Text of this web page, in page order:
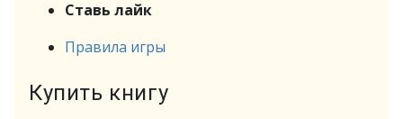
Ставь лайк
Правила игры
Купить книгу